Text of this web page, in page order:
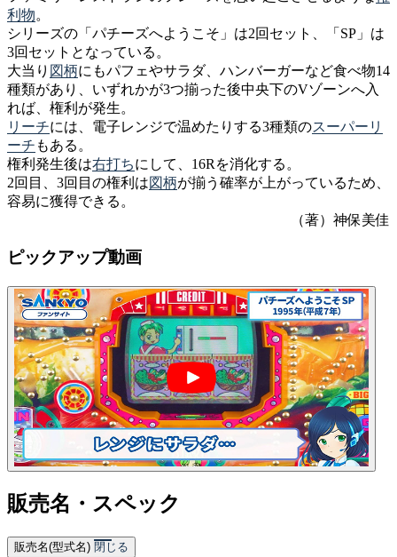
利物。
シリーズの「パチーズへようこそ」は2回セット、「SP」は
3回セットとなっている。
大当り 図柄にもパフェやサラダ、ハンバーガーなど食べ物14
種類があり、いずれかが3つ揃った後中央下のVゾーンへ入
れば、権利が発生。
リーチには、電子レンジで温めたりする3種類のスーパーリ
ーチ もある。
権利発生後は右打ちにして、16Rを消化する。
2回目、3回目の権利は図柄が揃う確率が上がっているため、
容易に獲得できる。
（著）神保美佳
ピックアップ動画
販売名・スペック
販売名(型式名) 閉じる